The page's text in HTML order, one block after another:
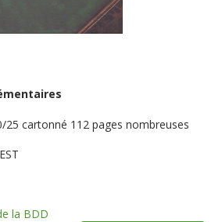
25 cartonné 112 pages nombreuses
la BDD